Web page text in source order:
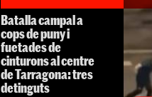
Batalla campal a
cops de puny i
fuetades de
cinturons al centre
de Tarragona: tres
detinguts